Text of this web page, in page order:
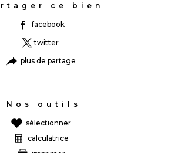
ce bien
facebook
twitter
plus de partage
Nos outils
sélectionner
calculatrice